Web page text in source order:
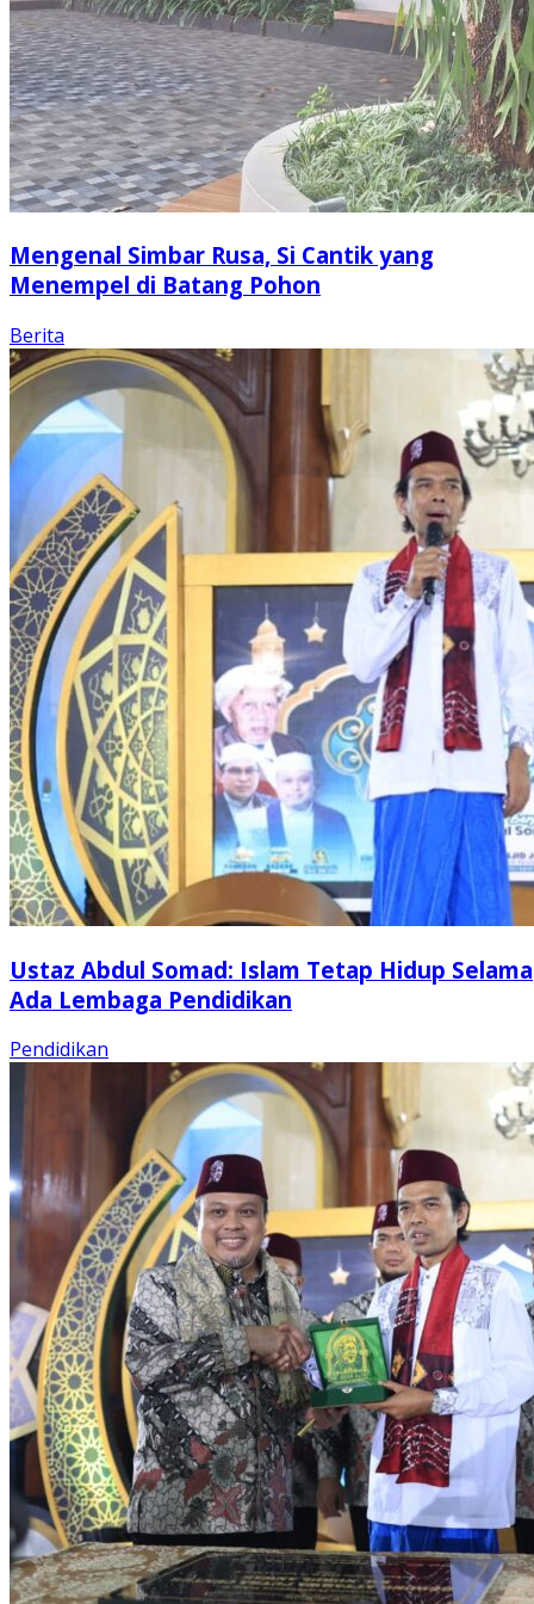
Mengenal Simbar Rusa, Si Cantik yang
Menempel di Batang Pohon
Berita
Ustaz Abdul Somad: Islam Tetap Hidup Selama
Ada Lembaga Pendidikan
Pendidikan